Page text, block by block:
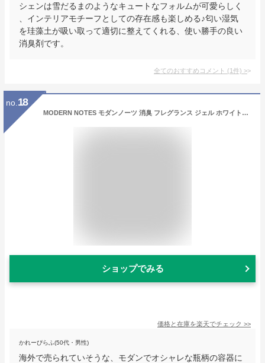
シェンは雪だるまのようなキュートなフォルムが可愛らしく
、インテリアモチーフとしての存在感も楽しめる♪匂い湿気
を珪藻土が吸い取って適切に整えてくれる、使い勝手の良い
消臭剤です。
全てのおすすめコメント (1件) >
no. 18
MODERN NOTES モダンノーツ 消臭 フレグランス ジェル ホワイトサボン【ルームフレグランス アロマ アロマディフューザー 芳香剤 消臭 置くだけ 玄関 リビング トイレ 洗面所 寝室】
ショップでみる
価格と在庫を楽天でチェック >>
かれーぴらふ(50代・男性)
海外で売られていそうな、モダンでオシャレな瓶柄の容器に